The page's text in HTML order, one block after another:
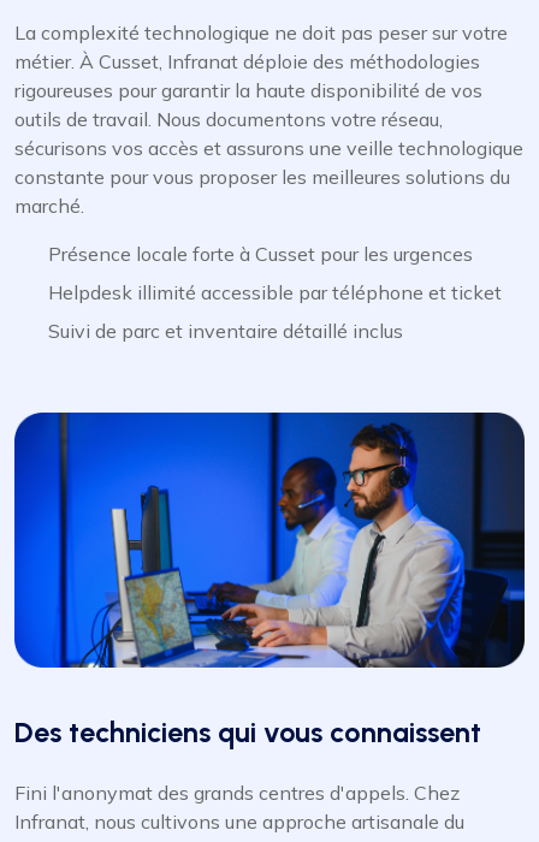
La complexité technologique ne doit pas peser sur votre
métier. À Cusset, Infranat déploie des méthodologies
rigoureuses pour garantir la haute disponibilité de vos
outils de travail. Nous documentons votre réseau,
sécurisons vos accès et assurons une veille technologique
constante pour vous proposer les meilleures solutions du
marché.
Présence locale forte à Cusset pour les urgences
Helpdesk illimité accessible par téléphone et ticket
Suivi de parc et inventaire détaillé inclus
Des techniciens qui vous connaissent
Fini l'anonymat des grands centres d'appels. Chez
Infranat, nous cultivons une approche artisanale du